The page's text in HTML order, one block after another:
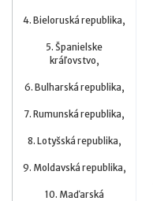
4. Bieloruská republika,
5. Španielske
kráľovstvo,
6. Bulharská republika,
7. Rumunská republika,
8. Lotyšská republika,
9. Moldavská republika,
10. Maďarská